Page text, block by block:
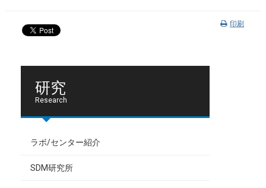
印刷
研究
Research
ラボ/センター紹介
SDM研究所